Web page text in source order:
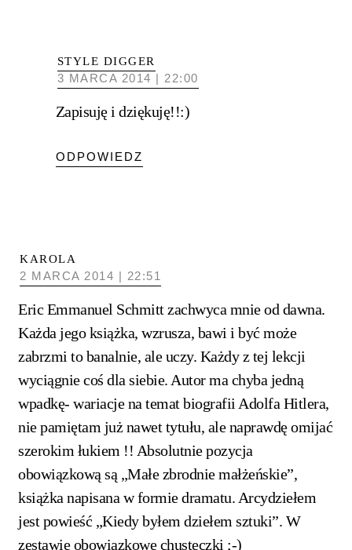
STYLE DIGGER
3 MARCA 2014 | 22:00
Zapisuję i dziękuję!!:)
ODPOWIEDZ
KAROLA
2 MARCA 2014 | 22:51
Eric Emmanuel Schmitt zachwyca mnie od dawna.
Każda jego książka, wzrusza, bawi i być może
zabrzmi to banalnie, ale uczy. Każdy z tej lekcji
wyciągnie coś dla siebie. Autor ma chyba jedną
wpadkę- wariacje na temat biografii Adolfa Hitlera,
nie pamiętam już nawet tytułu, ale naprawdę omijać
szerokim łukiem !! Absolutnie pozycja
obowiązkową są „Małe zbrodnie małżeńskie”,
książka napisana w formie dramatu. Arcydziełem
jest powieść „Kiedy byłem dziełem sztuki”. W
zestawie obowiązkowe chusteczki ;-)